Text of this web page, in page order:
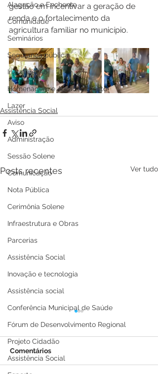
Alagação e Enchente
Comunidade
Seminários
Segurança pública
Inauguração
Homenagem e Agradecimento
Lazer
Aviso
Administração
Sessão Solene
Comunicação
Nota Pública
Cerimônia Solene
Infraestrutura e Obras
Parcerias
Assistência Social
Inovação e tecnologia
Assistência social
Conferência Municipal de Saúde
Fórum de Desenvolvimento Regional
Projeto Cidadão
Assistência Social
gestão em incentivar a geração de
renda e o fortalecimento da
agricultura familiar no município.
Assistência Social
Posts recentes Ver tudo
Comentários